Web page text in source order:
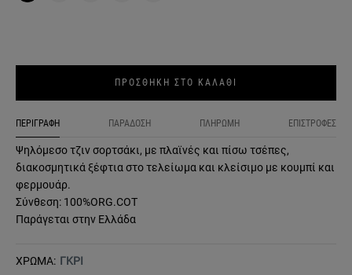
ΠΡΟΣΘΗΚΗ ΣΤΟ ΚΑΛΑΘΙ
ΠΕΡΙΓΡΑΦΗ ΠΑΡΑΔΟΣΗ ΠΛΗΡΩΜΗ ΕΠΙΣΤΡΟΦΕΣ
Ψηλόμεσo τζιν σορτσάκι, με πλαϊνές και πίσω τσέπες,
διακοσμητικά ξέφτια στο τελείωμα και κλείσιμο με κουμπί και
φερμουάρ.
Σύνθεση: 100%ORG.COT
Παράγεται στην Ελλάδα
ΧΡΩΜΑ: ΓΚΡΙ